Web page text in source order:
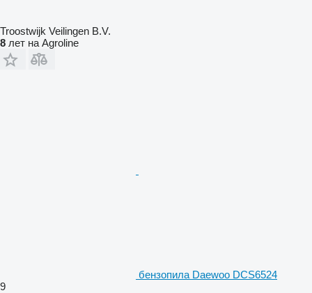
Troostwijk Veilingen B.V.
8 лет на Agroline
бензопила Daewoo DCS6524
9